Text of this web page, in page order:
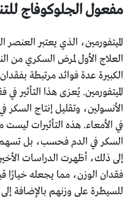
مفعول الجلوكوفاج
الميتفورمين، الذي يعتبر
الكبيرة عدة فوائد مرتبطة
الميتفورمين. يُعزى هذا التأثير
الأنسولين، وتقليل إنتاج
في الأمعاء. هذه التأثيرات
السكر في الدم فحسب، بل تسهم
إلى ذلك، أظهرت الدراسات
فقدان الوزن، مما يجعله خيارًا
للسيطرة على وزنهم بالإضافة